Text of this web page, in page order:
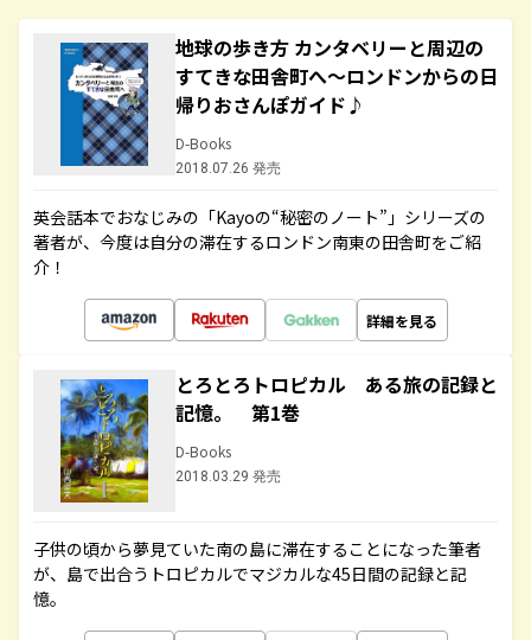
地球の歩き方 カンタベリーと周辺の
すてきな田舎町へ～ロンドンからの日
帰りおさんぽガイド♪
D-Books
2018.07.26 発売
英会話本でおなじみの「Kayoの“秘密のノート”」シリーズの
著者が、今度は自分の滞在するロンドン南東の田舎町をご紹
介！
詳細を見る
とろとろトロピカル ある旅の記録と
記憶。 第1巻
D-Books
2018.03.29 発売
子供の頃から夢見ていた南の島に滞在することになった筆者
が、島で出合うトロピカルでマジカルな45日間の記録と記
憶。